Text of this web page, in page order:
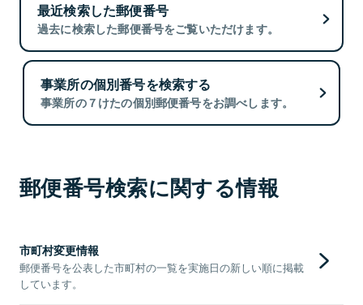
最近検索した郵便番号
過去に検索した郵便番号をご覧いただけます。
事業所の個別番号を検索する
事業所の７けたの個別郵便番号をお調べします。
郵便番号検索に関する情報
市町村変更情報
郵便番号を公表した市町村の一覧を実施日の新しい順に掲載
しています。